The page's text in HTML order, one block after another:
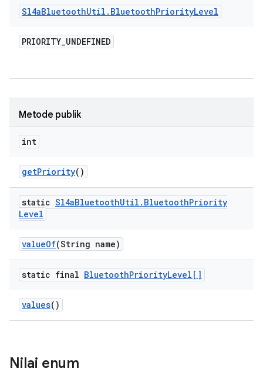
Sl4aBluetoothUtil . BluetoothPriorityLevel
PRIORITY_UNDEFINED
Metode publik
int
getPriority()
static Sl4aBluetoothUtil . BluetoothPriority
Level
valueOf(String name)
static final BluetoothPriorityLevel[]
values()
Nilai enum